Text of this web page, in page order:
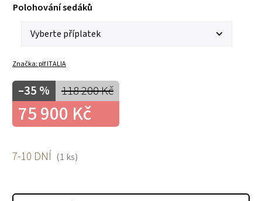
Polohování sedáků
Značka:plf ITALIA
118 200 Kč
–35 %
75 900 Kč
7-10 DNÍ (1 ks)